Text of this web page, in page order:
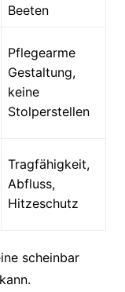
Beeten
Pflegearme
Gestaltung,
keine
Stolperstellen
Tragfähigkeit,
Abfluss,
Hitzeschutz
scheinbar